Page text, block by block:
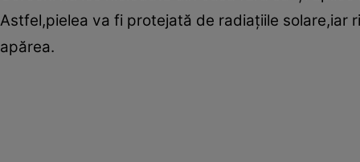
Astfel,pielea va fi protejată de radiaţiile solare,iar
apărea.